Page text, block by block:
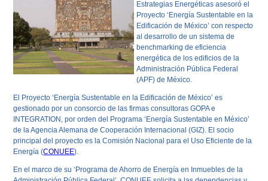
Estrategias Energéticas asesoró el
Proyecto ‘Energía Sustentable en la
Edificación de México’ con respecto
al desarrollo de un sistema de
benchmarking de eficiencia
energética de los edificios de la
Administración Pública Federal
(APF) de México.
El Proyecto ‘Energía Sustentable en la Edificación de México’ es
gestionado por un consorcio de las firmas consultoras GOPA e
INTEGRATION, por orden del Programa ‘Energía Sustentable en México’
de la Agencia Alemana de Cooperación Internacional (GIZ). El socio
principal del proyecto es la Comisión Nacional para el Uso Eficiente de la
Energía (CONUEE).
En el marco de su ‘Programa de Ahorro de Energía en Inmuebles de la